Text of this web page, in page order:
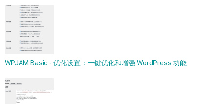
WPJAM Basic - 优化设置：一键优化和增强 WordPress 功能